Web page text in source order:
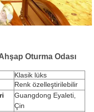
Oturma Odası
Klasik lüks
Renk özelleştirilebilir
Guangdong Eyaleti,
Çin